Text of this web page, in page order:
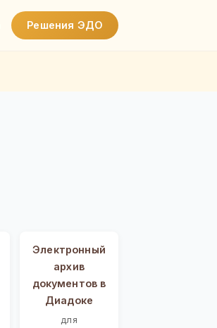
Решения ЭДО
Электронный
архив
документов в
Диадоке
для